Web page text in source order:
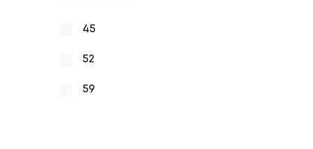
45
52
59